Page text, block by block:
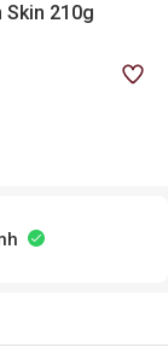
Skin 210g